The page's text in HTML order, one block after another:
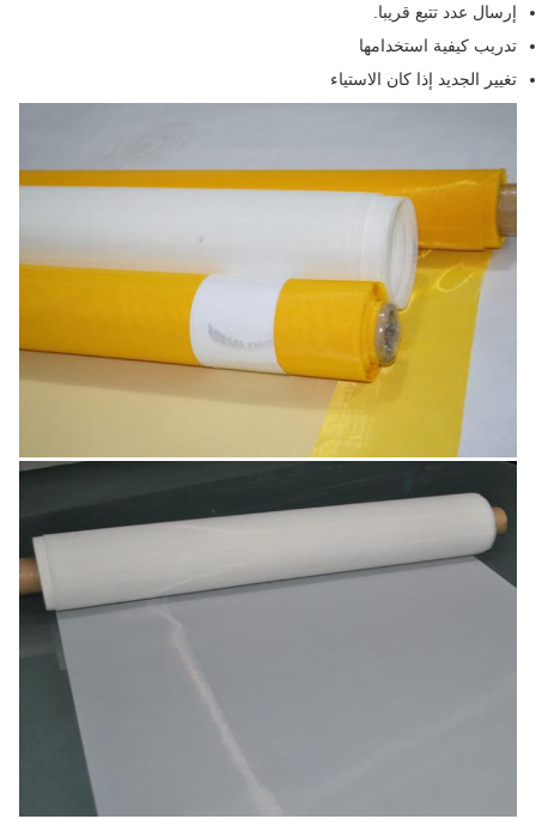
إرسال عدد تتبع قريبا.
تدريب كيفية استخدامها
تغيير الجديد إذا كان الاستياء